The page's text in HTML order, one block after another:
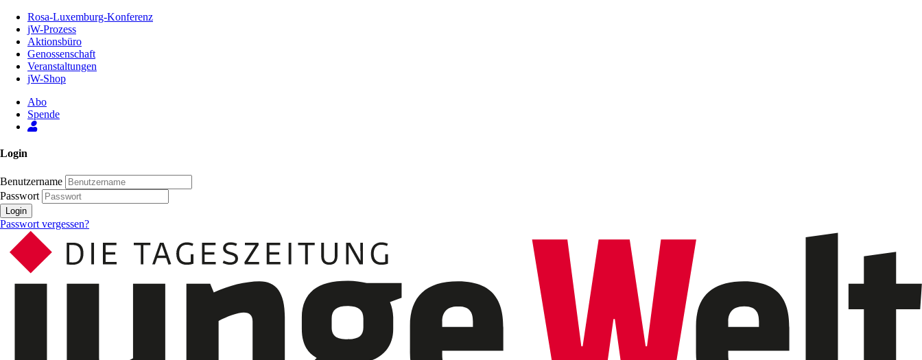
Inhalt
Seite
Rosa-Luxemburg-Konferenz
jW-Prozess
Aktionsbüro
Genossenschaft
Veranstaltungen
jW-Shop
Abo
Spende
Login
Benutzername
Passwort
Login
Passwort vergessen?